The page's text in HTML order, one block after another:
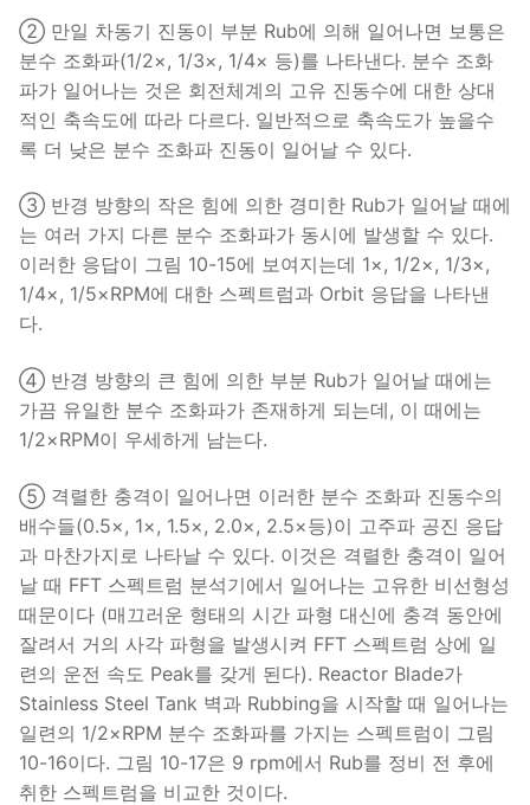
② 만일 차동기 진동이 부분 Rub에 의해 일어나면 보통은
분수 조화파(1/2×, 1/3×, 1/4× 등)를 나타낸다. 분수 조화
파가 일어나는 것은 회전체계의 고유 진동수에 대한 상대
적인 축속도에 따라 다르다. 일반적으로 축속도가 높을수
록 더 낮은 분수 조화파 진동이 일어날 수 있다.
③ 반경 방향의 작은 힘에 의한 경미한 Rub가 일어날 때에
는 여러 가지 다른 분수 조화파가 동시에 발생할 수 있다.
이러한 응답이 그림 10-15에 보여지는데 1×, 1/2×, 1/3×,
1/4×, 1/5×RPM에 대한 스펙트럼과 Orbit 응답을 나타낸
다.
④ 반경 방향의 큰 힘에 의한 부분 Rub가 일어날 때에는
가끔 유일한 분수 조화파가 존재하게 되는데, 이 때에는
1/2×RPM이 우세하게 남는다.
⑤ 격렬한 충격이 일어나면 이러한 분수 조화파 진동수의
배수들(0.5×, 1×, 1.5×, 2.0×, 2.5×등)이 고주파 공진 응답
과 마찬가지로 나타날 수 있다. 이것은 격렬한 충격이 일어
날 때 FFT 스펙트럼 분석기에서 일어나는 고유한 비선형성
때문이다 (매끄러운 형태의 시간 파형 대신에 충격 동안에
잘려서 거의 사각 파형을 발생시켜 FFT 스펙트럼 상에 일
련의 운전 속도 Peak를 갖게 된다). Reactor Blade가
Stainless Steel Tank 벽과 Rubbing을 시작할 때 일어나는
일련의 1/2×RPM 분수 조화파를 가지는 스펙트럼이 그림
10-16이다. 그림 10-17은 9 rpm에서 Rub를 정비 전 후에
취한 스펙트럼을 비교한 것이다.